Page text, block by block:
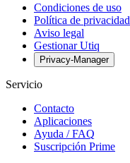
Condiciones de uso
Política de privacidad
Aviso legal
Gestionar Utiq
Privacy-Manager
Servicio
Contacto
Aplicaciones
Ayuda / FAQ
Suscripción Prime